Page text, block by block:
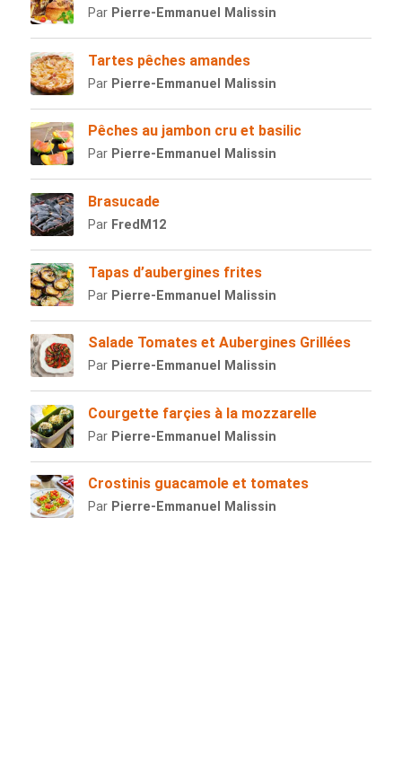
Par Pierre-Emmanuel Malissin
Tartes pêches amandes
Par Pierre-Emmanuel Malissin
Pêches au jambon cru et basilic
Par Pierre-Emmanuel Malissin
Brasucade
Par FredM12
Tapas d’aubergines frites
Par Pierre-Emmanuel Malissin
Salade Tomates et Aubergines Grillées
Par Pierre-Emmanuel Malissin
Courgette farçies à la mozzarelle
Par Pierre-Emmanuel Malissin
Crostinis guacamole et tomates
Par Pierre-Emmanuel Malissin